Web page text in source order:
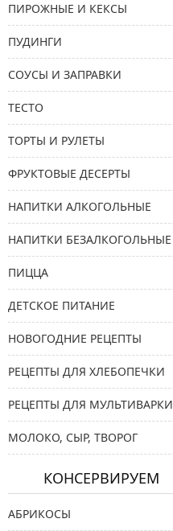
ПИРОЖНЫЕ И КЕКСЫ
ПУДИНГИ
СОУСЫ И ЗАПРАВКИ
ТЕСТО
ТОРТЫ И РУЛЕТЫ
ФРУКТОВЫЕ ДЕСЕРТЫ
НАПИТКИ АЛКОГОЛЬНЫЕ
НАПИТКИ БЕЗАЛКОГОЛЬНЫЕ
ПИЦЦА
ДЕТСКОЕ ПИТАНИЕ
НОВОГОДНИЕ РЕЦЕПТЫ
РЕЦЕПТЫ ДЛЯ ХЛЕБОПЕЧКИ
РЕЦЕПТЫ ДЛЯ МУЛЬТИВАРКИ
МОЛОКО, СЫР, ТВОРОГ
КОНСЕРВИРУЕМ
АБРИКОСЫ